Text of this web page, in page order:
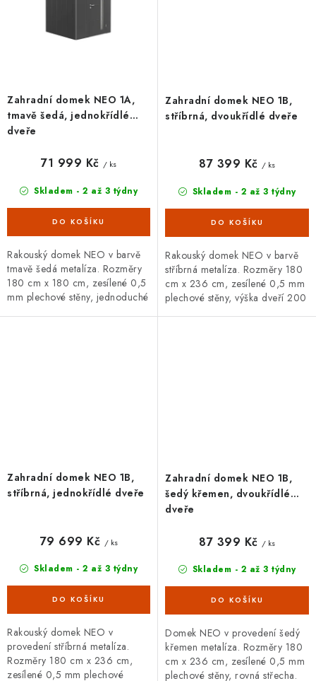
Zahradní domek NEO 1A,
tmavě šedá, jednokřídlé
dveře
Skladem - 2 až 3 týdny
71 999 Kč / ks
Rakouský domek NEO v barvě
tmavě šedá metalíza. Rozměry
180 cm x 180 cm, zesílené 0,5
mm plechové stěny, jednoduché
Zahradní domek NEO 1B,
stříbrná, dvoukřídlé dveře
Skladem - 2 až 3 týdny
87 399 Kč / ks
Rakouský domek NEO v barvě
stříbrná metalíza. Rozměry 180
cm x 236 cm, zesílené 0,5 mm
plechové stěny, výška dveří 200
Zahradní domek NEO 1B,
stříbrná, jednokřídlé dveře
Skladem - 2 až 3 týdny
79 699 Kč / ks
Rakouský domek NEO v
provedení stříbrná metalíza.
Rozměry 180 cm x 236 cm,
zesílené 0,5 mm plechové
Zahradní domek NEO 1B,
šedý křemen, dvoukřídlé
dveře
Skladem - 2 až 3 týdny
87 399 Kč / ks
Domek NEO v provedení šedý
křemen metalíza. Rozměry 180
cm x 236 cm, zesílené 0,5 mm
plechové stěny, rovná střecha.